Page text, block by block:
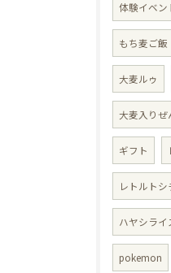
体験イベン
もち麦ご飯
大麦ルゥ
大麦入りぜ
ギフト
レトルトシ
ハヤシライ
pokemon